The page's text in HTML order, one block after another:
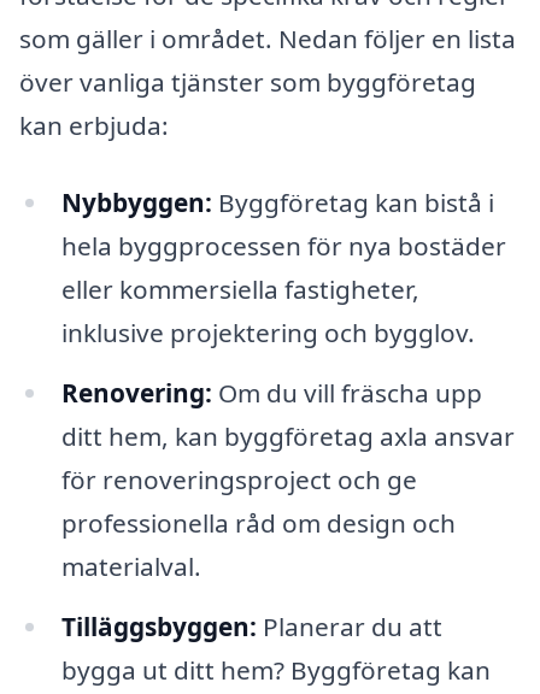
som gäller i området. Nedan följer en lista
över vanliga tjänster som byggföretag
kan erbjuda:
Nybbyggen: Byggföretag kan bistå i
hela byggprocessen för nya bostäder
eller kommersiella fastigheter,
inklusive projektering och bygglov.
Renovering: Om du vill fräscha upp
ditt hem, kan byggföretag axla ansvar
för renoveringsproject och ge
professionella råd om design och
materialval.
Tilläggsbyggen: Planerar du att
bygga ut ditt hem? Byggföretag kan